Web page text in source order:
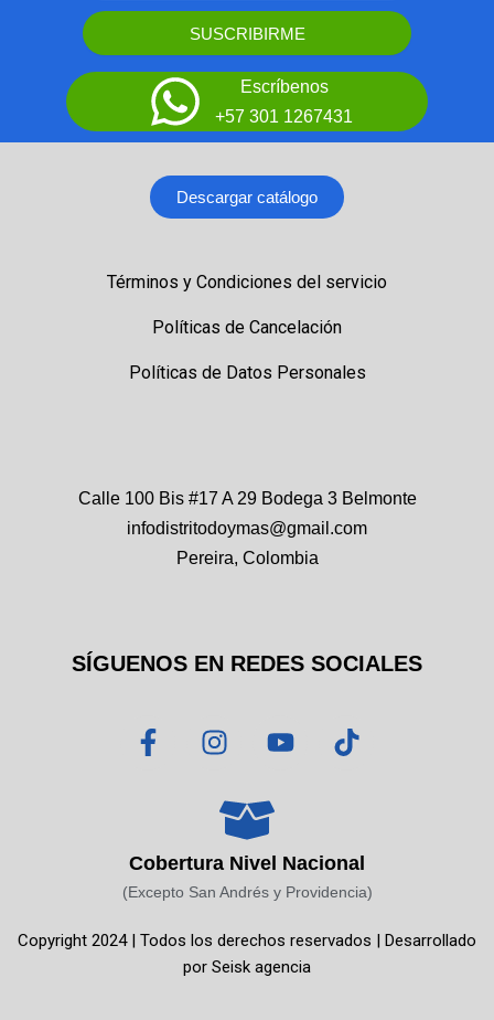
SUSCRIBIRME
Escríbenos
+57 301 1267431
Descargar catálogo
Términos y Condiciones del servicio
Políticas de Cancelación
Políticas de Datos Personales
Calle 100 Bis #17 A 29 Bodega 3 Belmonte
infodistritodoymas@gmail.com
Pereira, Colombia
SÍGUENOS EN REDES SOCIALES
F
a
o
o
-
I
n
t
a
g
r
m
Y
o
b
e
T
i
k
Cobertura Nivel Nacional
(Excepto San Andrés y Providencia)
Copyright 2024 | Todos los derechos reservados | Desarrollado
por Seisk agencia